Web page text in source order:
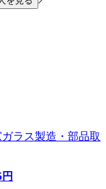
ラス製造・部品取
円